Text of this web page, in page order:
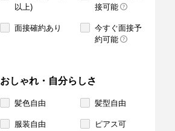
以上)
接可能
面接確約あり
今すぐ面接予
約可能
おしゃれ・自分らしさ
髪色自由 髪型自由
服装自由 ピアス可